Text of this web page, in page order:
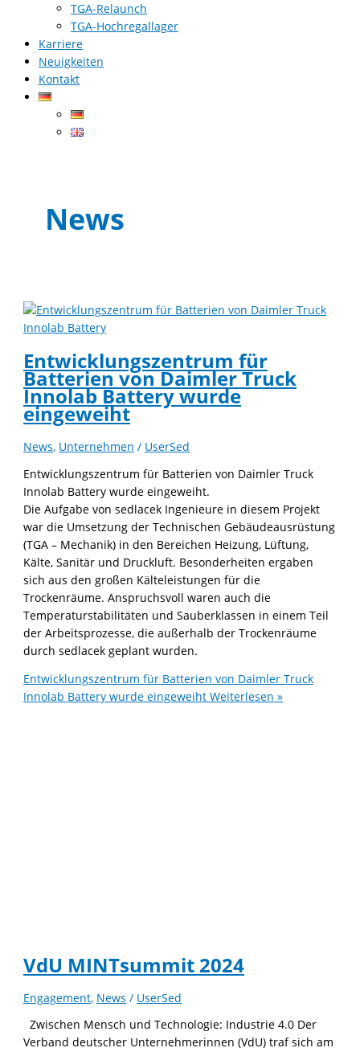
TGA-Relaunch
TGA-Hochregallager
Karriere
Neuigkeiten
Kontakt
News
Entwicklungszentrum für
Batterien von Daimler Truck
Innolab Battery wurde
eingeweiht
News, Unternehmen / UserSed
Entwicklungszentrum für Batterien von Daimler Truck
Innolab Battery wurde eingeweiht.
Die Aufgabe von sedlacek Ingenieure in diesem Projekt
war die Umsetzung der Technischen Gebäudeausrüstung
(TGA – Mechanik) in den Bereichen Heizung, Lüftung,
Kälte, Sanitär und Druckluft. Besonderheiten ergaben
sich aus den großen Kälteleistungen für die
Trockenräume. Anspruchsvoll waren auch die
Temperaturstabilitäten und Sauberklassen in einem Teil
der Arbeitsprozesse, die außerhalb der Trockenräume
durch sedlacek geplant wurden.
Entwicklungszentrum für Batterien von Daimler Truck
Innolab Battery wurde eingeweiht Weiterlesen »
VdU MINTsummit 2024
Engagement, News / UserSed
Zwischen Mensch und Technologie: Industrie 4.0 Der
Verband deutscher Unternehmerinnen (VdU) traf sich am